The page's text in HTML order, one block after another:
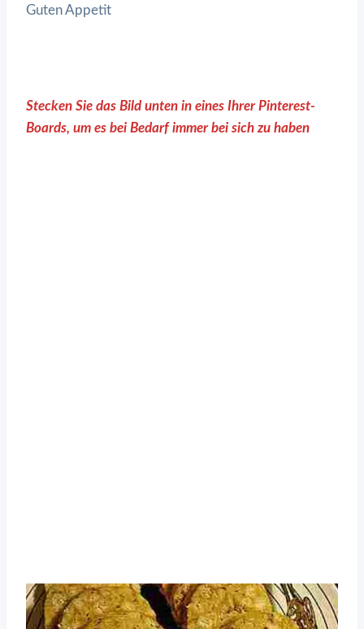
Guten Appetit
Stecken Sie das Bild unten in eines Ihrer Pinterest-
Boards, um es bei Bedarf immer bei sich zu haben